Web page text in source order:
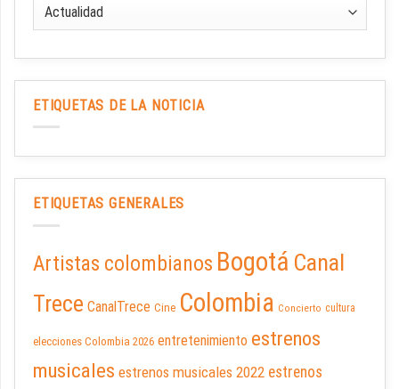
ETIQUETAS DE LA NOTICIA
ETIQUETAS GENERALES
Artistas colombianos Bogotá Canal
Trece CanalTrece Cine Colombia Concierto cultura
elecciones Colombia 2026 entretenimiento estrenos
musicales estrenos musicales 2022 estrenos